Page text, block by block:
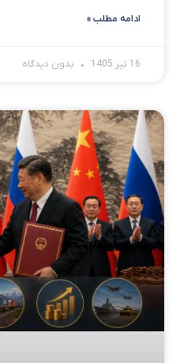
ادامه مطلب »
16 تیر 1405 بدون دیدگاه